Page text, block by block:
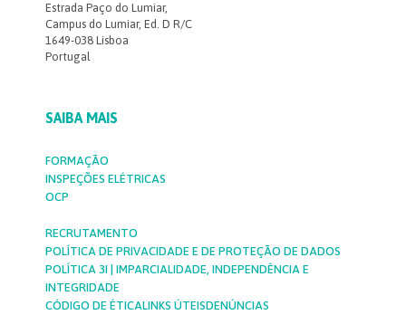
Estrada Paço do Lumiar,
Campus do Lumiar, Ed. D R/C
1649-038 Lisboa
Portugal
SAIBA MAIS
FORMAÇÃO
INSPEÇÕES ELÉTRICAS
OCP
RECRUTAMENTO
POLÍTICA DE PRIVACIDADE E DE PROTEÇÃO DE DADOS
POLÍTICA 3I | IMPARCIALIDADE, INDEPENDÊNCIA E
INTEGRIDADE
CÓDIGO DE ÉTICALINKS ÚTEISDENÚNCIAS